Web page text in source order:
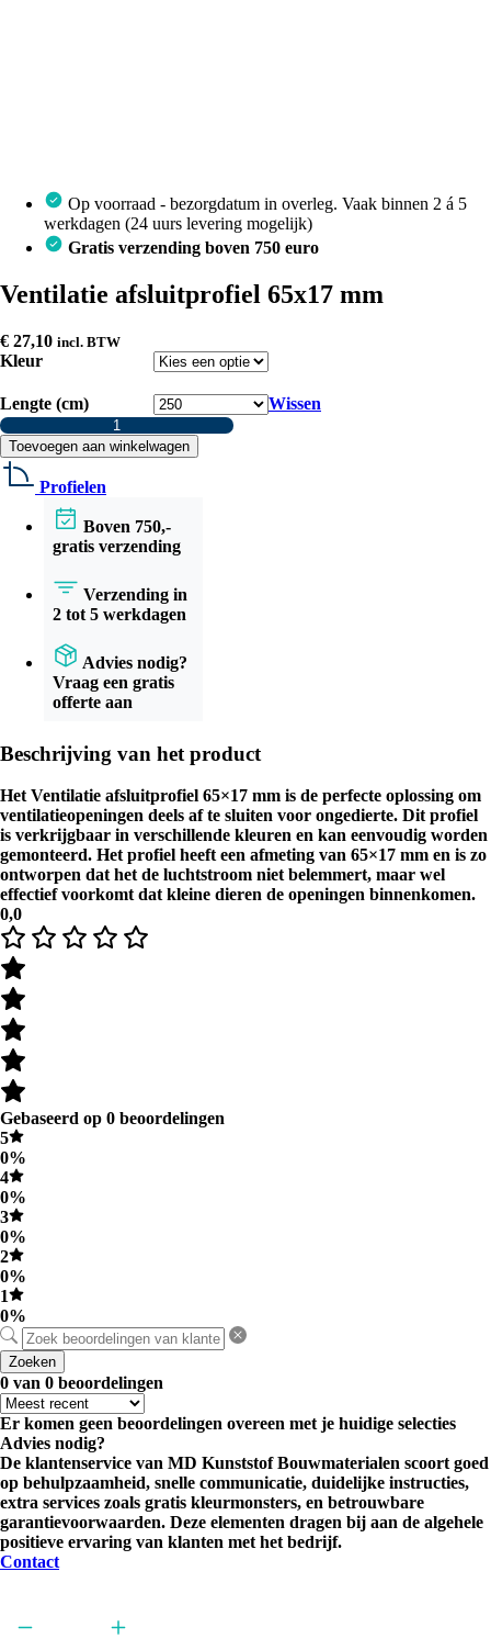
Op voorraad - bezorgdatum in overleg. Vaak binnen 2 á 5
werkdagen (24 uurs levering mogelijk)
Gratis verzending boven 750 euro
Ventilatie afsluitprofiel 65x17 mm
€ 27,10 incl. BTW
Kleur
Lengte (cm)
Wissen
Ventilatie
afsluitprofiel
65x17
mm
Toevoegen aan winkelwagen
Profielen
Boven 750,-
gratis verzending
Verzending in
2 tot 5 werkdagen
Advies nodig?
Vraag een gratis
offerte aan
Beschrijving van het product
Het Ventilatie afsluitprofiel 65×17 mm is de perfecte oplossing om
ventilatieopeningen deels af te sluiten voor ongedierte. Dit profiel
is verkrijgbaar in verschillende kleuren en kan eenvoudig worden
gemonteerd. Het profiel heeft een afmeting van 65×17 mm en is zo
ontworpen dat het de luchtstroom niet belemmert, maar wel
effectief voorkomt dat kleine dieren de openingen binnenkomen.
0,0
Gebaseerd op 0 beoordelingen
5
0%
4
0%
3
0%
2
0%
1
0%
Zoeken
0 van 0 beoordelingen
Er komen geen beoordelingen overeen met je huidige selecties
Advies nodig?
De klantenservice van MD Kunststof Bouwmaterialen scoort goed
op behulpzaamheid, snelle communicatie, duidelijke instructies,
extra services zoals gratis kleurmonsters, en betrouwbare
garantievoorwaarden. Deze elementen dragen bij aan de algehele
positieve ervaring van klanten met het bedrijf.
Contact